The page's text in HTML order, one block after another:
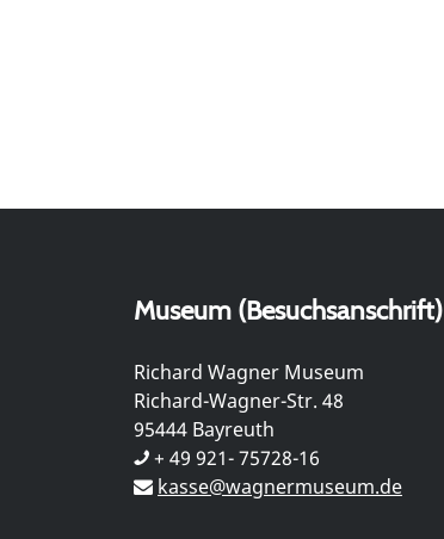
Museum (Besuchsanschrift)
Richard Wagner Museum
Richard-Wagner-Str. 48
95444 Bayreuth
+ 49 921- 75728-16
kasse@wagnermuseum.de